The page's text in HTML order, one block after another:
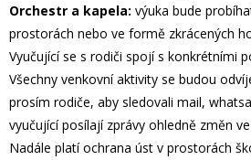
Orchestr a kapela: výuka bude
prostorách nebo ve formě zkrácených
Vyučující se s rodiči spojí s konkrétními
Všechny venkovní aktivity se budou
prosím rodiče, aby sledovali mail,
vyučující posílají zprávy ohledně změn
Nadále platí ochrana úst v prostorách